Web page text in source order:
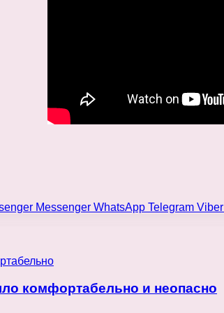
Messenger WhatsApp Telegram Viber
комфортабельно и неопасно